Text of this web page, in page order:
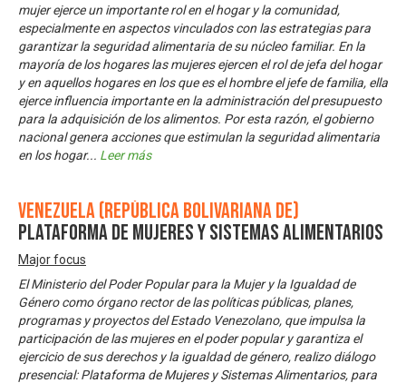
mujer ejerce un importante rol en el hogar y la comunidad,
especialmente en aspectos vinculados con las estrategias para
garantizar la seguridad alimentaria de su núcleo familiar. En la
mayoría de los hogares las mujeres ejercen el rol de jefa del hogar
y en aquellos hogares en los que es el hombre el jefe de familia, ella
ejerce influencia importante en la administración del presupuesto
para la adquisición de los alimentos. Por esta razón, el gobierno
nacional genera acciones que estimulan la seguridad alimentaria
en los hogar... Leer más
Venezuela (República Bolivariana de)
Plataforma de Mujeres y Sistemas Alimentarios
Major focus
El Ministerio del Poder Popular para la Mujer y la Igualdad de
Género como órgano rector de las políticas públicas, planes,
programas y proyectos del Estado Venezolano, que impulsa la
participación de las mujeres en el poder popular y garantiza el
ejercicio de sus derechos y la igualdad de género, realizo diálogo
presencial: Plataforma de Mujeres y Sistemas Alimentarios, para